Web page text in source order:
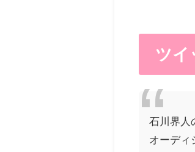
ツイ
石川界人
オーディ